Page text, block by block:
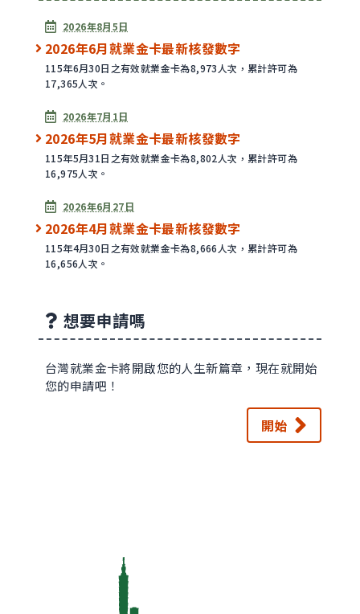
2026年8月5日
2026年6月就業金卡最新核發數字
115年6月30日之有效就業金卡為8,973人次，累計許可為
17,365人次。
2026年7月1日
2026年5月就業金卡最新核發數字
115年5月31日之有效就業金卡為8,802人次，累計許可為
16,975人次。
2026年6月27日
2026年4月就業金卡最新核發數字
115年4月30日之有效就業金卡為8,666人次，累計許可為
16,656人次。
想要申請嗎
台灣就業金卡將開啟您的人生新篇章，現在就開始
您的申請吧！
開始